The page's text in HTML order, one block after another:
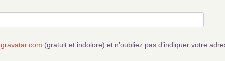
gravatar.com (gratuit et indolore) et n’oubliez pas d’indiquer votre